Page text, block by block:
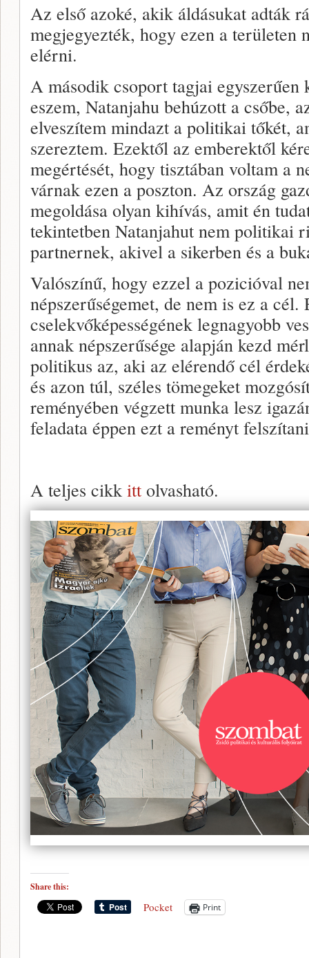
Az első azoké, akik áldásukat adták
megjegyezték, hogy ezen a területen
elérni.
A második csoport tagjai egyszerűen
eszem, Natanjahu behúzott a csőbe,
elveszítem mindazt a politikai tőkét,
szereztem. Ezektől az emberektől
megértését, hogy tisztában voltam a
várnak ezen a poszton. Az ország
megoldása olyan kihívás, amit én
tekintetben Natanjahut nem politikai
partnernek, akivel a sikerben és a
Valószínű, hogy ezzel a pozicióval
népszerűségemet, de nem is ez a
cselekvőképességének legnagyobb
annak népszerűsége alapján kezd
politikus az, aki az elérendő cél
és azon túl, széles tömegeket
reményében végzett munka lesz
feladata éppen ezt a reményt
A teljes cikk itt olvasható.
Share this:
Pocket Print